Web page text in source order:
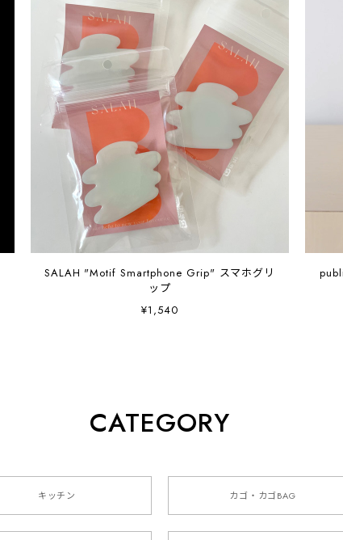
SALAH "Motif Smartphone Grip" スマホグリ
ップ
¥1,540
CATEGORY
キッチン カゴ・カゴBAG